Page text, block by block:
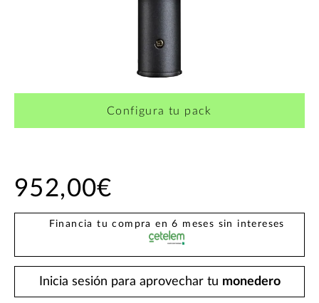
¿Quieres crearte tu propio pack?
Configura tu pack
952,00€
Financia tu compra en 6 meses sin intereses
Inicia sesión para aprovechar tu monedero